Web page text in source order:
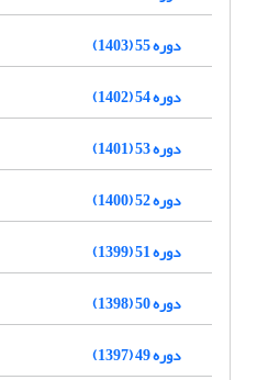
دوره 55 (1403)
دوره 54 (1402)
دوره 53 (1401)
دوره 52 (1400)
دوره 51 (1399)
دوره 50 (1398)
دوره 49 (1397)